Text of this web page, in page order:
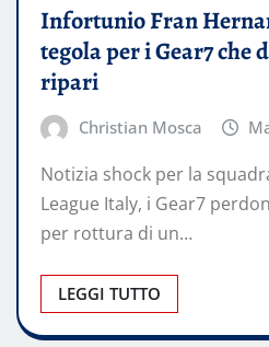
Infortunio Fran
tegola per i Gear7 che
ripari
Christian Mosca
Notizia shock per la
League Italy, i Gear7
per rottura di un…
LEGGI TUTTO